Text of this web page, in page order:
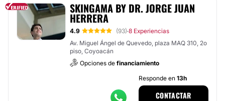
SKINGAMA BY DR. JORGE JUAN
HERRERA
4.9 (93)·8 Experiencias
Av. Miguel Ángel de Quevedo, plaza MAQ 310, 2o
piso, Coyoacán
Opciones de financiamiento
Responde en 13h
CONTACTAR